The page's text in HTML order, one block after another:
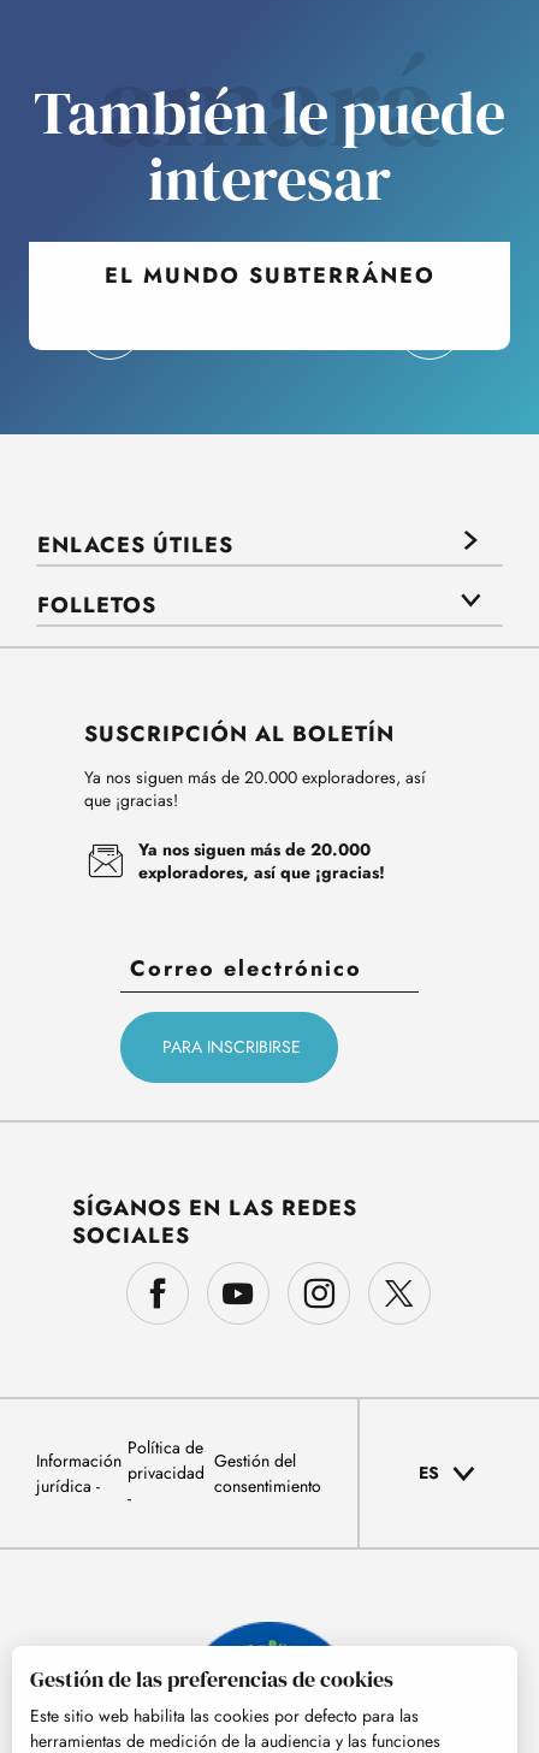
amará
También le puede
interesar
EL MUNDO SUBTERRÁNEO
ENLACES ÚTILES
FOLLETOS
SUSCRIPCIÓN AL BOLETÍN
Ya nos siguen más de 20.000 exploradores, así
que ¡gracias!
Ya nos siguen más de 20.000
exploradores, así que ¡gracias!
SÍGANOS EN LAS REDES
SOCIALES
Información
jurídica
Política de
privacidad
Gestión del
consentimiento
ES
Gestión de las preferencias de cookies
Este sitio web habilita las cookies por defecto para las
herramientas de medición de la audiencia y las funciones